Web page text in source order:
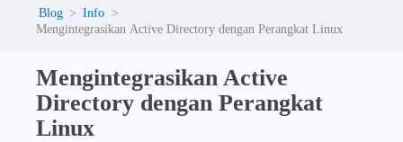
Info
Mengintegrasikan Active Directory dengan Perangkat Linux
Mengintegrasikan Active
Directory dengan Perangkat
Linux
i
e